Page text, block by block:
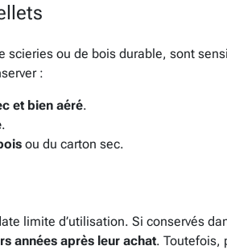
scieries ou de bois durable, sont
:
et bien aéré.
.
ou du carton sec.
limite d’utilisation. Si conservés
années après leur achat. Toutefois,